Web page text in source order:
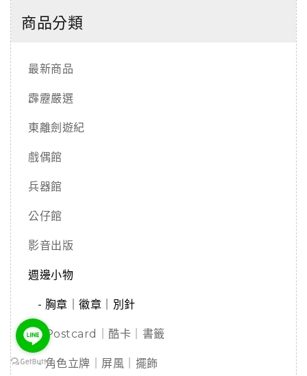
商品分類
最新商品
霹靂嚴選
東離劍遊紀
戲偶館
兵器館
公仔館
影音出版
週邊小物
- 胸章｜徽章｜別針
- Postcard｜酷卡｜書籤
- 角色立牌｜屏風｜擺飾